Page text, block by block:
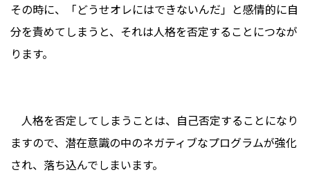
その時に、「どうせオレにはできないんだ」と感情的に自
分を責めてしまうと、それは人格を否定することにつなが
ります。
人格を否定してしまうことは、自己否定することになり
ますので、潜在意識の中のネガティブなプログラムが強化
され、落ち込んでしまいます。